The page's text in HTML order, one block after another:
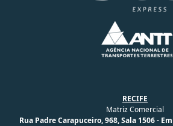
RECIFE
Matriz Comercial
Rua Padre Carapuceiro, 968, Sala 1506 -